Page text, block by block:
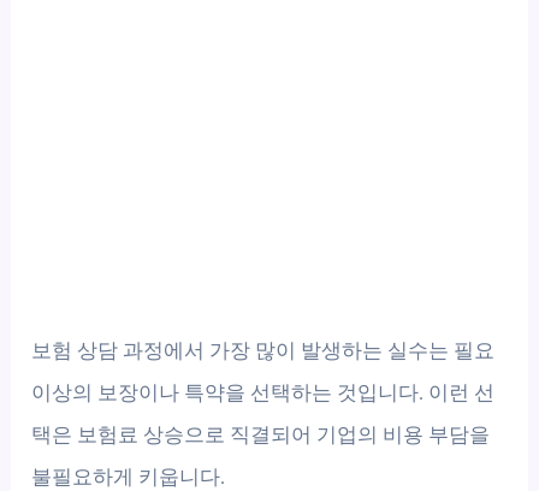
보험 상담 과정에서 가장 많이 발생하는 실수는 필요
이상의 보장이나 특약을 선택하는 것입니다. 이런 선
택은 보험료 상승으로 직결되어 기업의 비용 부담을
불필요하게 키웁니다.